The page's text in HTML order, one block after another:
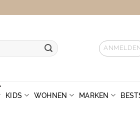
KIDS WOHNEN MARKEN